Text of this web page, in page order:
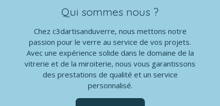
Qui sommes nous ?
Chez c3dartisanduverre, nous mettons notre
passion pour le verre au service de vos projets.
Avec une expérience solide dans le domaine de la
vitrerie et de la miroiterie, nous vous garantissons
des prestations de qualité et un service
personnalisé.